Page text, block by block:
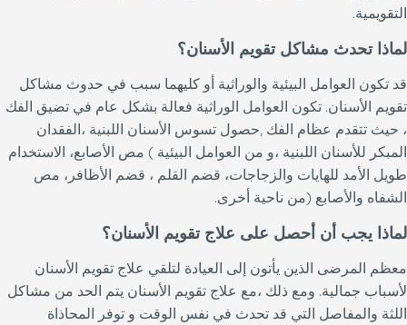
التقويمية.
لماذا تحدث مشاكل تقويم الأسنان؟
قد تكون العوامل البيئية والوراثية أو كليهما سبب في حدوث مشاكل
تقويم الأسنان. تكون العوامل الوراثية فعالة بشكل عام في تضيق الفك
، حيث تتقدم عظام الفك ,حصول تسوس الأسنان اللبنية ،الفقدان
المبكر للأسنان اللبنية ،و من العوامل البيئية ) مص الأصابع، الاستخدام
طويل الأمد للهايات والزجاجات، قضم القلم ، قضم الأظافر، مص
الشفاه والأصابع (من ناحية أخرى.
لماذا يجب أن أحصل على علاج تقويم الأسنان؟
معظم المرضى الذين يأتون إلى العيادة لتلقي علاج تقويم الأسنان
لأسباب جمالية. ومع ذلك ،مع علاج تقويم الأسنان يتم الحد من مشاكل
اللثة والمفاصل التي قد تحدث في نفس الوقت و توفر المحاذاة